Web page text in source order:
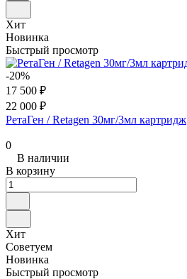
Хит
Новинка
Быстрый просмотр
-20%
17 500 ₽
22 000 ₽
РетаГен / Retagen 30мг/3мл картридж
0
В наличии
В корзину
Хит
Советуем
Новинка
Быстрый просмотр